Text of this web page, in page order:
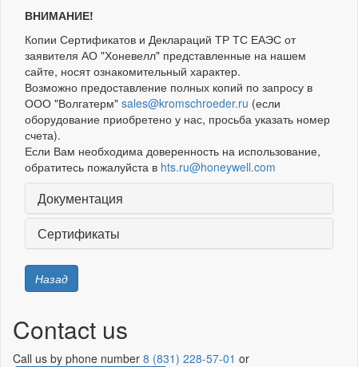
ВНИМАНИЕ!
Копии Сертификатов и Деклараций ТР ТС ЕАЭС от
заявителя АО "Хоневелл" представленные на нашем
сайте, носят ознакомительный характер.
Возможно предоставление полных копий по запросу в
ООО "Волгатерм" sales@kromschroeder.ru (если
оборудование приобретено у нас, просьба указать номер
счета).
Если Вам необходима доверенность на использование,
обратитесь пожалуйста в hts.ru@honeywell.com
Документация
Сертификаты
Назад
Contact us
Call us by phone number 8 (831) 228-57-01 or